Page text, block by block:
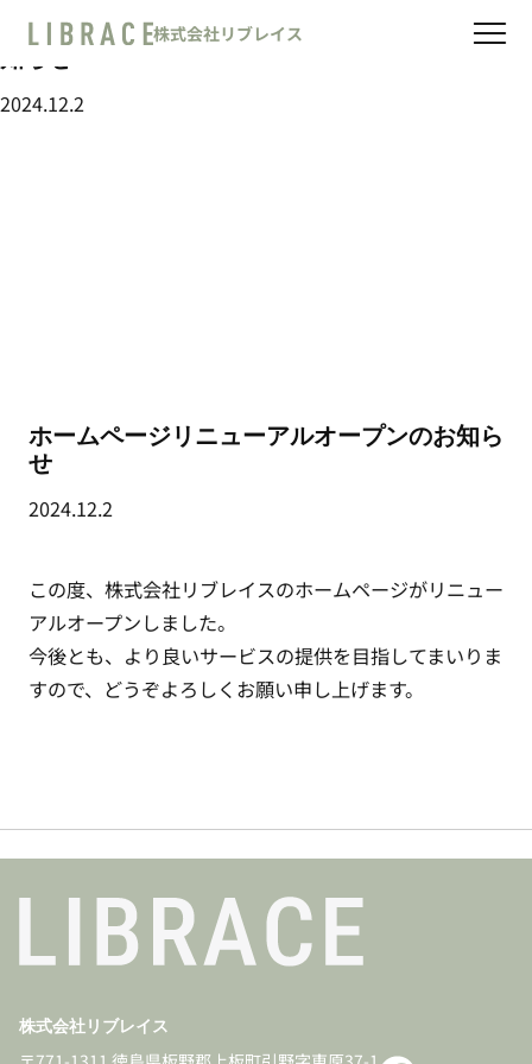
Skip
株式会社リブレイス
ABOUT US
STAFF
お知らせ ホームページリニューアルオープンのお
知らせ
2024.12.2
ホームページリニューアルオープンのお知ら
せ
2024.12.2
この度、株式会社リブレイスのホームページがリニュー
アルオープンしました。
今後とも、より良いサービスの提供を目指してまいりま
すので、どうぞよろしくお願い申し上げます。
株式会社リブレイス